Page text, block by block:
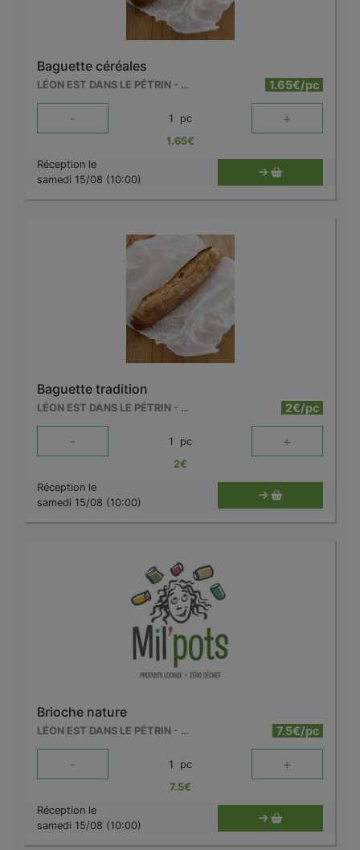
Baguette céréales
LÉON EST DANS LE PÉTRIN - MOUSCRON 1.65€/pc
- 1 pc +
1.65€
Réception le
samedi 15/08 (10:00)
Baguette tradition
LÉON EST DANS LE PÉTRIN - MOUSCRON 2€/pc
- 1 pc +
2€
Réception le
samedi 15/08 (10:00)
Brioche nature
LÉON EST DANS LE PÉTRIN - MOUSCRON 7.5€/pc
- 1 pc +
7.5€
Réception le
samedi 15/08 (10:00)